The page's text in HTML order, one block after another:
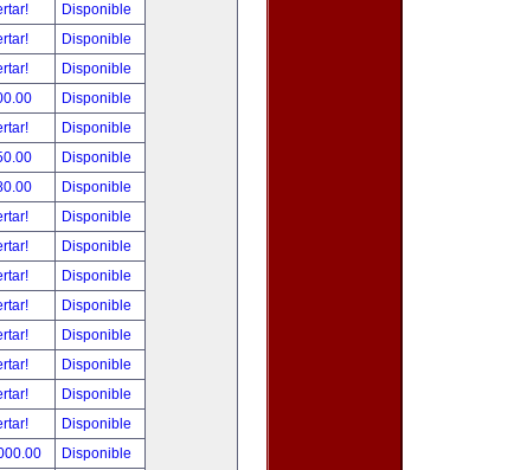
Disponible
Disponible
Disponible
Disponible
Disponible
Disponible
Disponible
Disponible
Disponible
Disponible
Disponible
Disponible
Disponible
Disponible
Disponible
Disponible